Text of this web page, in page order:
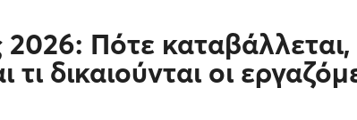
2026: Πότε
τι δικαιούνται οι